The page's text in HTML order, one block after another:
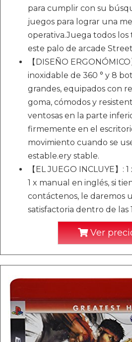
para cumplir con su
juegos para lograr una
operativa.Juega todos los
este palo de arcade
【DISEÑO
inoxidable de 360 ° y 8
grandes, equipados con
goma, cómodos y
ventosas en la parte
firmemente en el
movimiento cuando se
estable.ery stable.
【EL JUEGO INCLUYE】:
1 x manual en inglés, si
contáctenos, le daremos
satisfactoria dentro de las
Ver